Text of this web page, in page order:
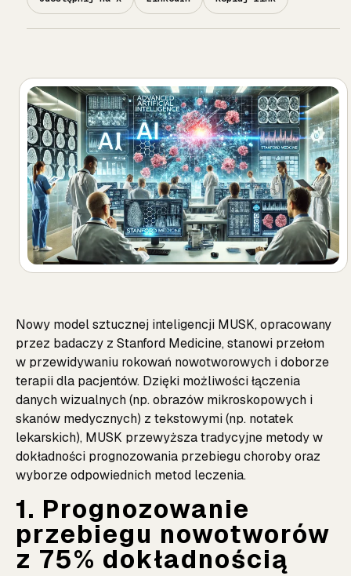
Nowy model sztucznej inteligencji MUSK, opracowany
przez badaczy z Stanford Medicine, stanowi przełom
w przewidywaniu rokowań nowotworowych i doborze
terapii dla pacjentów. Dzięki możliwości łączenia
danych wizualnych (np. obrazów mikroskopowych i
skanów medycznych) z tekstowymi (np. notatek
lekarskich), MUSK przewyższa tradycyjne metody w
dokładności prognozowania przebiegu choroby oraz
wyborze odpowiednich metod leczenia.
1. Prognozowanie
przebiegu nowotworów
z 75% dokładnością